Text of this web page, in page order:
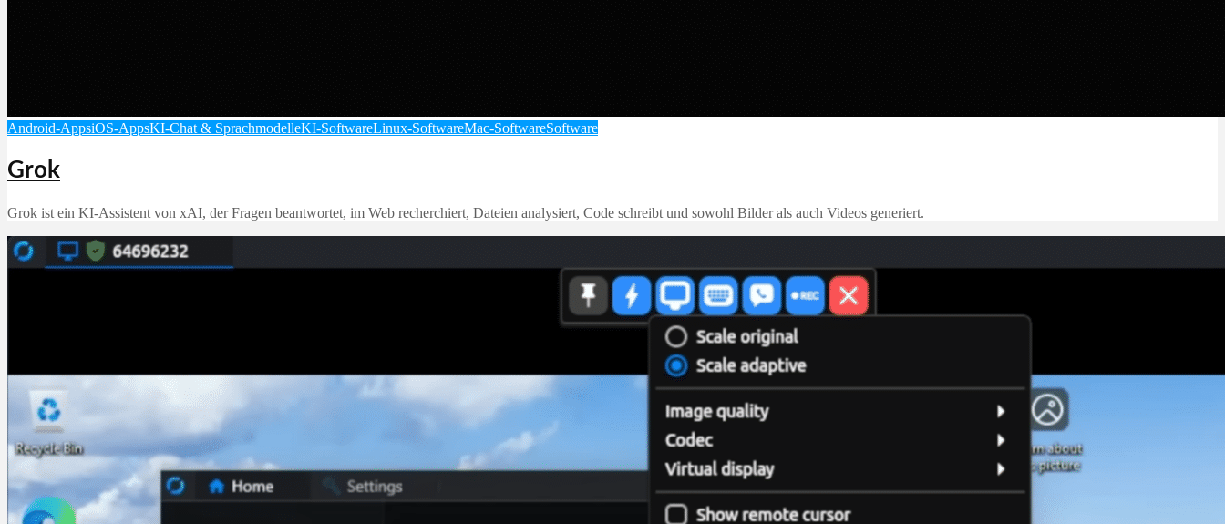
Android-AppsiOS-AppsKI-Chat & SprachmodelleKI-SoftwareLinux-SoftwareMac-SoftwareSoftware
Grok
Grok ist ein KI‑Assistent von xAI, der Fragen beantwortet, im Web recherchiert, Dateien analysiert, Code schreibt und sowohl Bilder als auch Videos generiert.